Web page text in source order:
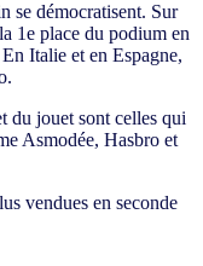
se démocratisent. Sur
1e place du podium en
Italie et en Espagne,
du jouet sont celles qui
Asmodée, Hasbro et